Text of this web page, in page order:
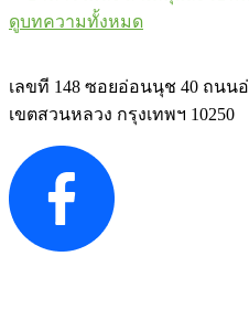
ดูบทความทั้งหมด
เลขที 148 ซอยอ่อนนุช 40 ถน
เขตสวนหลวง กรุงเทพฯ 10250